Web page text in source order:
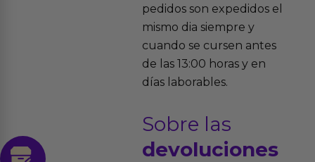
pedidos son expedidos el
mismo dia siempre y
cuando se cursen antes
de las 13:00 horas y en
días laborables.
Sobre las
devoluciones